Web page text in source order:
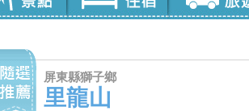
屏東縣獅子鄉
里龍山